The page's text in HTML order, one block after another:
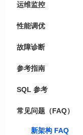
运维监控
性能调优
故障诊断
参考指南
SQL 参考
常见问题（FAQ）
新架构 FAQ